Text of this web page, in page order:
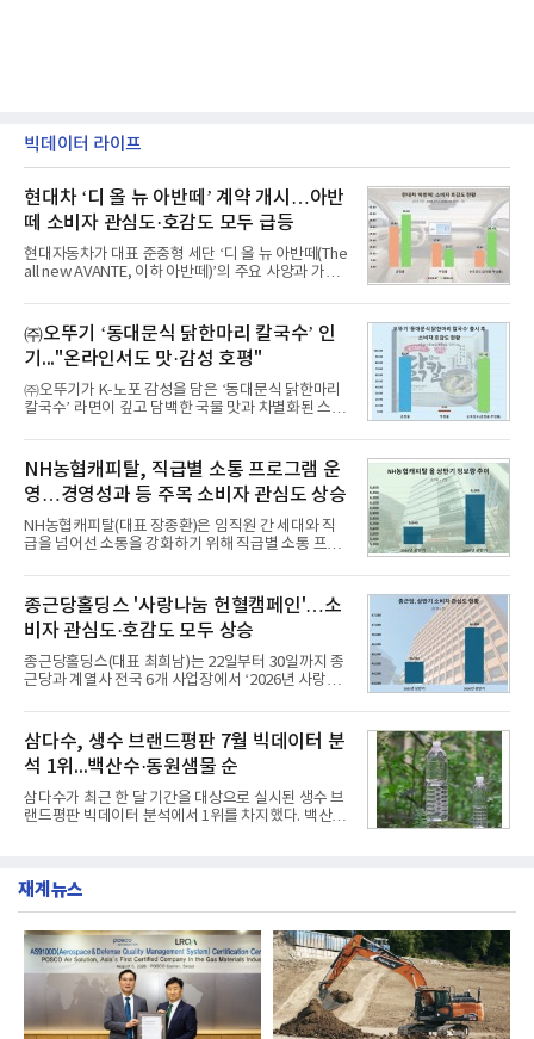
빅데이터 라이프
현대차 ‘디 올 뉴 아반떼’ 계약 개시…아반
떼 소비자 관심도·호감도 모두 급등
현대자동차가 대표 준중형 세단 ‘디 올 뉴 아반떼(The
all new AVANTE, 이하 아반떼)’의 주요 사양과 가격
떼는 6년 만에 선보이는 8세대 완전변경 모델로, ▲정
교한 선과 면을 중심으로 완성한 파격적인 디자인 ▲
과거 중형 세단 수준으로 확대된 차체 제원 ▲글로벌
최고 수준의 안전성 ▲성능과 효율을 동시에 높인 주
행 완성도 ▲첨단 편의 및 디지털 사양 적용 등을 통해
글로벌 준중형 세단의 새로운 기준을 세웠다.아반떼
는 가솔린 2.0과 1.6 하이브리드 두 가지 파워트레인
넘
㈜오뚜기 ‘동대문식 닭한마리 칼국수’ 인
기..."온라인서도 맛·감성 호평"
㈜오뚜기가 K-노포 감성을 담은 ‘동대문식 닭한마리
칼국수’ 라면이 깊고 담백한 국물 맛과 차별화된 스토
혔다.‘동대문식 닭한마리 칼국수’는 예상을 뛰어넘는
소비자 호응에 힘입어 지난 7월 13일 첫 선을 보인 지
단 18일 만에 누적 판매량 50만 개를 돌파하는 성과를
거두었다.이번 신제품은 개발진이 전국의 닭한마리
전문점을 직접 찾아 다니며 최적의 육수 비율을 완성
했다. 자극적이지 않으면서도 깊은 닭육수에 마늘의
개운한 풍미를 더했으며, 국물이 잘 배어들면서도 쫄
서도
NH농협캐피탈, 직급별 소통 프로그램 운
영…경영성과 등 주목 소비자 관심도 상승
NH농협캐피탈(대표 장종환)은 임직원 간 세대와 직
급을 넘어선 소통을 강화하기 위해 직급별 소통 프로
부터 30일까지 서울 원센티널 NH농협캐피탈타워 22
층에서 운영했다고 31일 밝혔다.이번 프로그램은 경
영지원부 홍보팀과 2026년 새로이(e)＊가 공동 주관
했으며, ▲팀장·부장(7.27), ▲계장·주임(7.28), ▲과
장·차장(7.29), ▲대리(7.30) 등 직급별로 총 4회에 걸
쳐 진행됐다.참고로 새로이(e)는 NH농협캐피탈 MZ
세대들로(과장~계장) 구성된 자율 참여조직으로, 조
반에 전파하는 역할
종근당홀딩스 '사랑나눔 헌혈캠페인'…소
비자 관심도·호감도 모두 상승
종근당홀딩스(대표 최희남)는 22일부터 30일까지 종
근당과 계열사 전국 6개 사업장에서 ‘2026년 사랑나
인은 장마와 폭염, 여름휴가 등으로 헌혈 참여가 줄어
드는 시기에 안정적 혈액 수급에 기여하고 생명나눔
문화를 확산하기 위해 마련됐다.캠페인은 종근당 천
안공장을 시작으로 ▲효종연구소 ▲종근당바이오 안
산공장 ▲경보제약 아산본사 ▲종근당건강 당진공장
▲종근당 본사 등 전국 6개 사업장에서 릴레이 방식
으로 이어졌다.캠페인 기간에는 임직원의 참여를 독
증을 한국백혈병
삼다수, 생수 브랜드평판 7월 빅데이터 분
석 1위...백산수·동원샘물 순
삼다수가 최근 한 달 기간을 대상으로 실시된 생수 브
랜드평판 빅데이터 분석에서 1위를 차지했다. 백산수
까지 수집된 소비자 빅데이터 3,702,555건을 분석한
터는 지난 4월(3,435,836건) 대비 7.76% 증가한 수
치다.연구소에 따르면 7월 생수 브랜드평판 순위는 삼
다수, 백산수, 동원샘물, 스파클, 아이시스, 에비앙,
몽베스트, 크리스탈, 풀무원샘물, 평창수, 지리산수,
진로 석수,
재계뉴스